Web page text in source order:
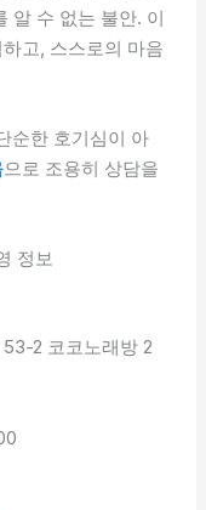
알 수 없는 불안. 이
고, 스스로의 마음
순한 호기심이 아
으로 조용히 상담을
정보
2 코코노래방 2